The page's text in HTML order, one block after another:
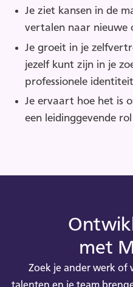
Je ziet kansen in de
vertalen naar nieuwe
Je groeit in je
jezelf kunt zijn in je
professionele
Je ervaart hoe het is
een leidinggevende
met
Zoek je ander werk of